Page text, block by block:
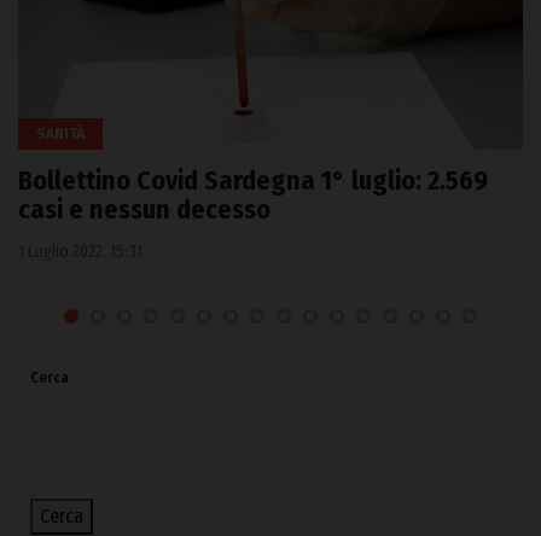
SANITÀ
Bollettino Covid Sardegna 1° luglio: 2.569
casi e nessun decesso
Cerca
Cerca